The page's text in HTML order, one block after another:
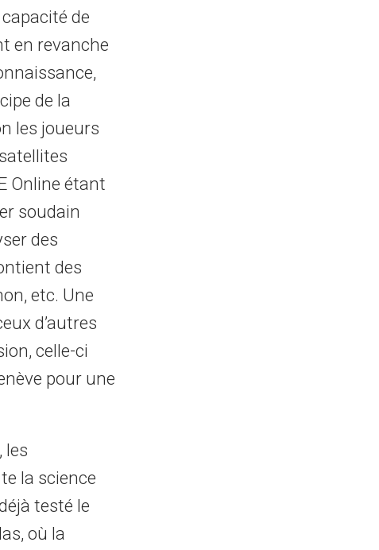
de
en revanche
de la
les joueurs
Online étant
soudain
des
des
etc. Une
d’autres
celle-ci
pour une
les
la science
testé le
où la